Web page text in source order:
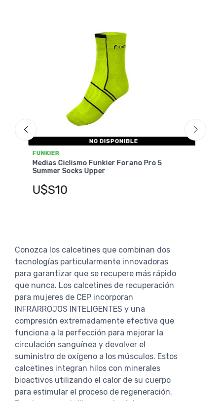
NO DISPONIBLE
FUNKIER
Medias Ciclismo Funkier Volpiano Active 3
Summer Socks Upper
U$S10
Conozca los calcetines que combinan dos
tecnologías particularmente innovadoras
para garantizar que se recupere más rápido
que nunca. Los calcetines de recuperación
para mujeres de CEP incorporan
INFRARROJOS INTELIGENTES y una
compresión extremadamente efectiva que
funciona a la perfección para mejorar la
circulación sanguínea y devolver el
suministro de oxígeno a los músculos. Estos
calcetines integran hilos con minerales
bioactivos utilizando el calor de su cuerpo
para estimular el proceso de regeneración.